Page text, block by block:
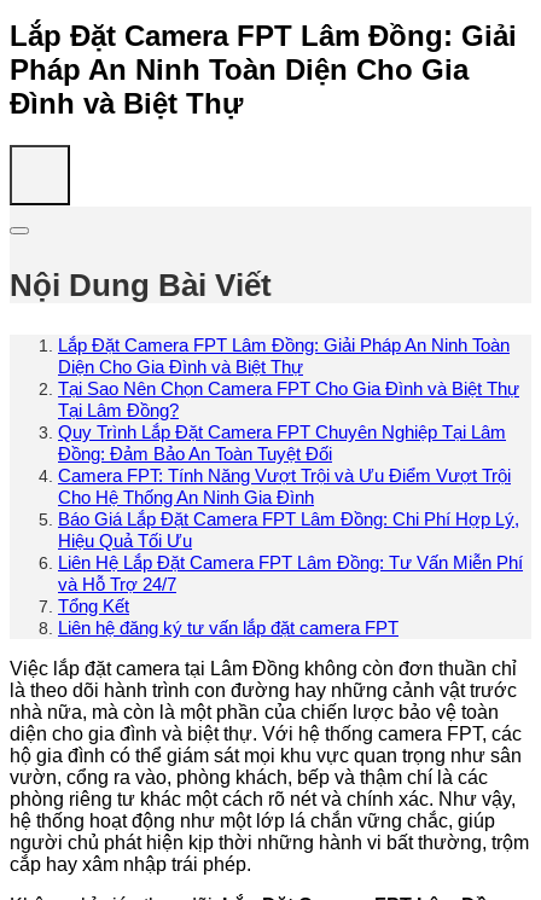
Lắp Đặt Camera FPT Lâm Đồng: Giải
Pháp An Ninh Toàn Diện Cho Gia
Đình và Biệt Thự
Nội Dung Bài Viết
Lắp Đặt Camera FPT Lâm Đồng: Giải Pháp An Ninh Toàn
Diện Cho Gia Đình và Biệt Thự
Tại Sao Nên Chọn Camera FPT Cho Gia Đình và Biệt Thự
Tại Lâm Đồng?
Quy Trình Lắp Đặt Camera FPT Chuyên Nghiệp Tại Lâm
Đồng: Đảm Bảo An Toàn Tuyệt Đối
Camera FPT: Tính Năng Vượt Trội và Ưu Điểm Vượt Trội
Cho Hệ Thống An Ninh Gia Đình
Báo Giá Lắp Đặt Camera FPT Lâm Đồng: Chi Phí Hợp Lý,
Hiệu Quả Tối Ưu
Liên Hệ Lắp Đặt Camera FPT Lâm Đồng: Tư Vấn Miễn Phí
và Hỗ Trợ 24/7
Tổng Kết
Liên hệ đăng ký tư vấn lắp đặt camera FPT
Việc lắp đặt camera tại Lâm Đồng không còn đơn thuần chỉ
là theo dõi hành trình con đường hay những cảnh vật trước
nhà nữa, mà còn là một phần của chiến lược bảo vệ toàn
diện cho gia đình và biệt thự. Với hệ thống camera FPT, các
hộ gia đình có thể giám sát mọi khu vực quan trọng như sân
vườn, cổng ra vào, phòng khách, bếp và thậm chí là các
phòng riêng tư khác một cách rõ nét và chính xác. Như vậy,
hệ thống hoạt động như một lớp lá chắn vững chắc, giúp
người chủ phát hiện kịp thời những hành vi bất thường, trộm
cắp hay xâm nhập trái phép.